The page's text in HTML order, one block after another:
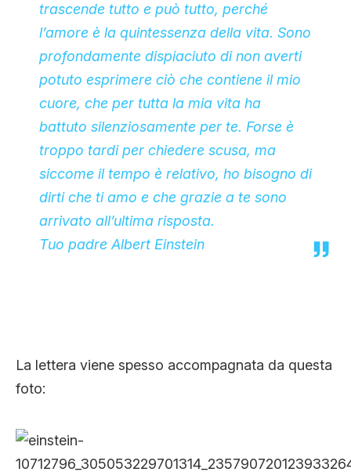
trascende tutto e può tutto, perché
l’amore è la quintessenza della vita. Sono
profondamente dispiaciuto di non averti
potuto esprimere ciò che contiene il mio
cuore, che per tutta la mia vita ha
battuto silenziosamente per te. Forse è
troppo tardi per chiedere scusa, ma
siccome il tempo è relativo, ho bisogno di
dirti che ti amo e che grazie a te sono
arrivato all’ultima risposta.
Tuo padre Albert Einstein
La lettera viene spesso accompagnata da questa
foto: